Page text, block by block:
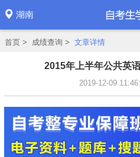
湖南
首页 > 成绩查询 > 文章详情
2015年上半年公共英
2019-12-09